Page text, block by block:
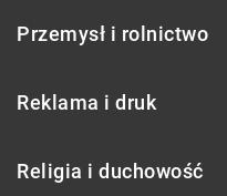
Przemysł i rolnictwo
Reklama i druk
Religia i duchowość